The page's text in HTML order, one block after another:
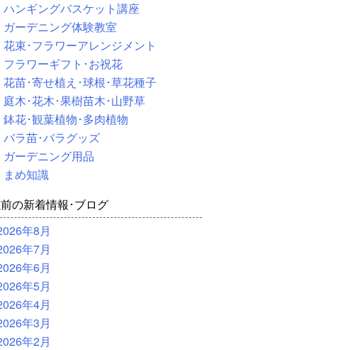
ハンギングバスケット講座
ガーデニング体験教室
花束･フラワーアレンジメント
フラワーギフト･お祝花
花苗･寄せ植え･球根･草花種子
庭木･花木･果樹苗木･山野草
鉢花･観葉植物･多肉植物
バラ苗･バラグッズ
ガーデニング用品
まめ知識
の新着情報･ブログ
年8月
年7月
年6月
年5月
年4月
年3月
年2月